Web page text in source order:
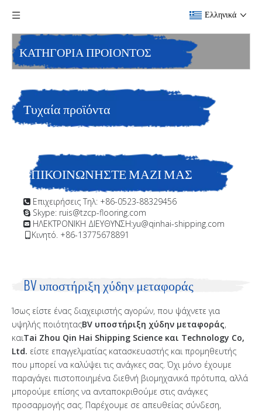
Ελληνικά
ΚΑΤΗΓΟΡΙΑ ΠΡΟΙΟΝΤΟΣ
Τυχαία προϊόντα
ΕΠΙΚΟΙΝΩΝΗΣΤΕ ΜΑΖΙ ΜΑΣ
 Επιχειρήσεις Τηλ: +86-0523-88329456
 Skype: ruis@tzcp-flooring.com
 ΗΛΕΚΤΡΟΝΙΚΗ ΔΙΕΥΘΥΝΣΗ:yu@qinhai-shipping.com
Κινητό. +86-13775678891
BV υποστήριξη χύδην μεταφοράς
Ίσως είστε ένας διαχειριστής αγορών, που ψάχνετε για
υψηλής ποιότηταςBV υποστήριξη χύδην μεταφοράς,
καιTai Zhou Qin Hai Shipping Science και Technology Co,
Ltd. είστε επαγγελματίας κατασκευαστής και προμηθευτής
που μπορεί να καλύψει τις ανάγκες σας. Όχι μόνο έχουμε
παραγάγει πιστοποιημένα διεθνή βιομηχανικά πρότυπα, αλλά
μπορούμε επίσης να ανταποκριθούμε στις ανάγκες
προσαρμογής σας. Παρέχουμε σε απευθείας σύνδεση,